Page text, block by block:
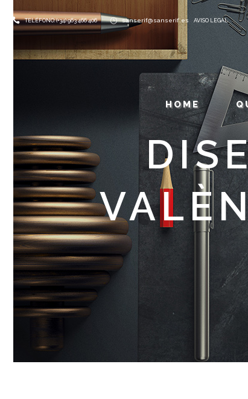
TELÉFONO: (+34) 963 466 406 sanserif@sanserif.es AVISO LEGAL
HOME